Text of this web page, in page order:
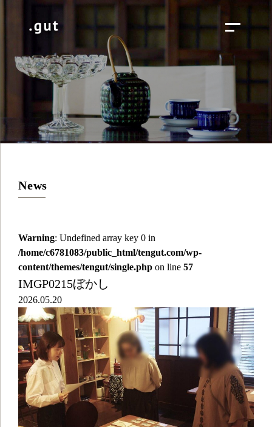
News
Warning: Undefined array key 0 in
/home/c6781083/public_html/tengut.com/wp-
content/themes/tengut/single.php on line 57
IMGP0215ぼかし
2026.05.20